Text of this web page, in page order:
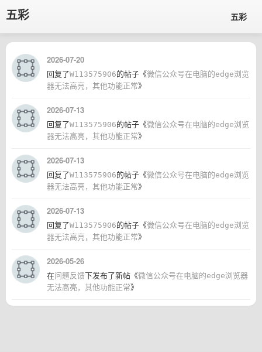
五彩 五彩
2026-07-20
回复了W113575906的帖子《微信公众号在电脑的edge浏览
器无法高亮，其他功能正常》
2026-07-13
回复了W113575906的帖子《微信公众号在电脑的edge浏览
器无法高亮，其他功能正常》
2026-07-13
回复了W113575906的帖子《微信公众号在电脑的edge浏览
器无法高亮，其他功能正常》
2026-07-13
回复了W113575906的帖子《微信公众号在电脑的edge浏览
器无法高亮，其他功能正常》
2026-05-26
在问题反馈下发布了新帖《微信公众号在电脑的edge浏览器
无法高亮，其他功能正常》